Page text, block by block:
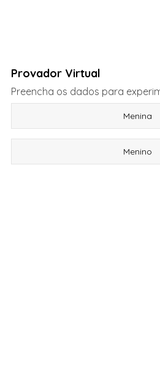
Provador Virtual
Preencha os dados para
Menina
Menino